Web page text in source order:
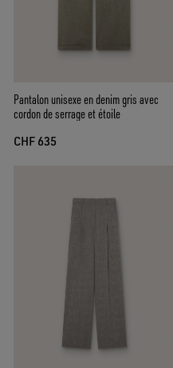
Pantalon unisexe en denim gris avec
cordon de serrage et étoile
CHF 635